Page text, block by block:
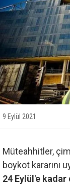
İzmir
Ağbaba'nın
9 Eylül 2021
Müteahhitler,
boykot kararını
24 Eylül'e